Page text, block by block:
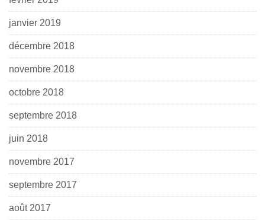
janvier 2019
décembre 2018
novembre 2018
octobre 2018
septembre 2018
juin 2018
novembre 2017
septembre 2017
août 2017